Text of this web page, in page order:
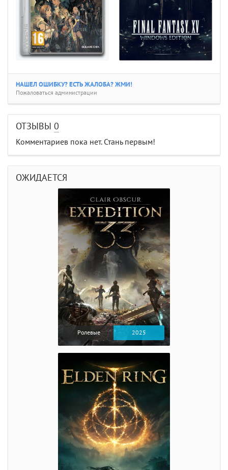
НАШЕЛ ОШИБКУ? ЕСТЬ ЖАЛОБА? ЖМИ!
Пожаловаться администрации
ОТЗЫВЫ 0
Комментариев пока нет. Стань первым!
ОЖИДАЕТСЯ
Ролевые 2025